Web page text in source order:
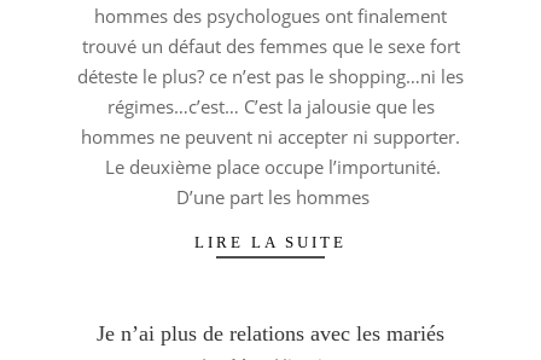
hommes des psychologues ont finalement
trouvé un défaut des femmes que le sexe fort
déteste le plus? ce n’est pas le shopping…ni les
régimes…c’est… C’est la jalousie que les
hommes ne peuvent ni accepter ni supporter.
Le deuxième place occupe l’importunité.
D’une part les hommes
LIRE LA SUITE
Je n’ai plus de relations avec les mariés